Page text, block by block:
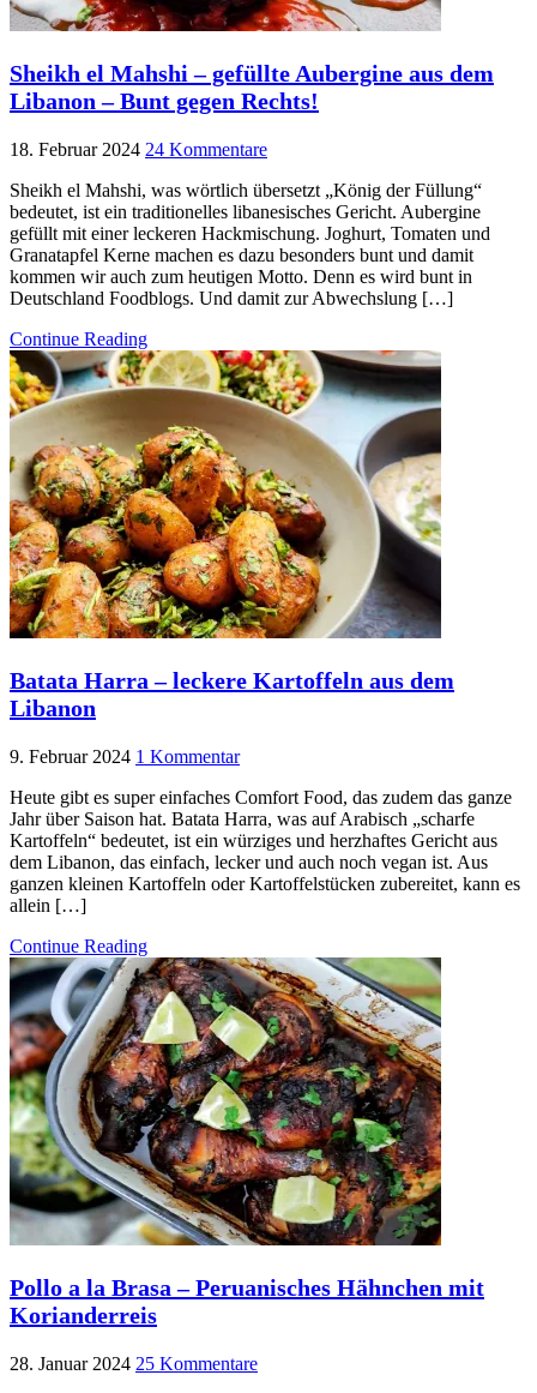
Sheikh el Mahshi – gefüllte Aubergine aus dem
Libanon – Bunt gegen Rechts!
18. Februar 2024 24 Kommentare
Sheikh el Mahshi, was wörtlich übersetzt „König der Füllung“
bedeutet, ist ein traditionelles libanesisches Gericht. Aubergine
gefüllt mit einer leckeren Hackmischung. Joghurt, Tomaten und
Granatapfel Kerne machen es dazu besonders bunt und damit
kommen wir auch zum heutigen Motto. Denn es wird bunt in
Deutschland Foodblogs. Und damit zur Abwechslung […]
Continue Reading
Batata Harra – leckere Kartoffeln aus dem
Libanon
9. Februar 2024 1 Kommentar
Heute gibt es super einfaches Comfort Food, das zudem das ganze
Jahr über Saison hat. Batata Harra, was auf Arabisch „scharfe
Kartoffeln“ bedeutet, ist ein würziges und herzhaftes Gericht aus
dem Libanon, das einfach, lecker und auch noch vegan ist. Aus
ganzen kleinen Kartoffeln oder Kartoffelstücken zubereitet, kann es
allein […]
Continue Reading
Pollo a la Brasa – Peruanisches Hähnchen mit
Korianderreis
28. Januar 2024 25 Kommentare